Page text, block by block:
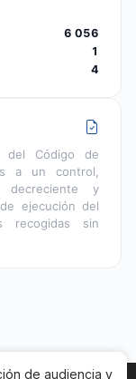
6 056
1
4
del Código de
a un control,
decreciente y
ejecución del
recogidas sin
de audiencia y